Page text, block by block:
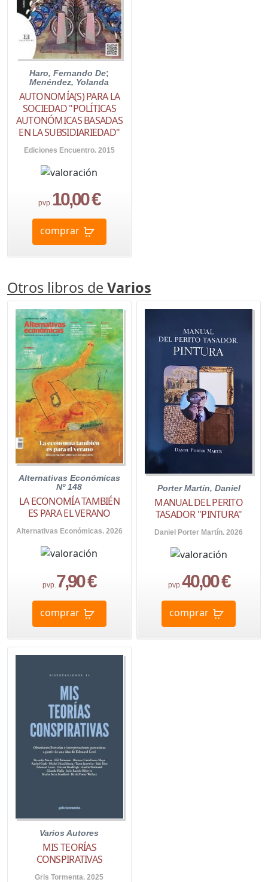
Haro, Fernando De;
Menéndez, Yolanda
AUTONOMÍA(S) PARA LA
SOCIEDAD "POLÍTICAS
AUTONÓMICAS BASADAS
EN LA SUBSIDIARIEDAD"
Ediciones Encuentro. 2015
pvp.10,00 €
comprar
Otros libros de Varios
Alternativas Económicas
Nº 148
LA ECONOMÍA TAMBIÉN
ES PARA EL VERANO
Alternativas Económicas. 2026
pvp.7,90 €
comprar
Porter Martín, Daniel
MANUAL DEL PERITO
TASADOR "PINTURA"
Daniel Porter Martín. 2026
pvp.40,00 €
comprar
Varios Autores
MIS TEORÍAS
CONSPIRATIVAS
Gris Tormenta. 2025